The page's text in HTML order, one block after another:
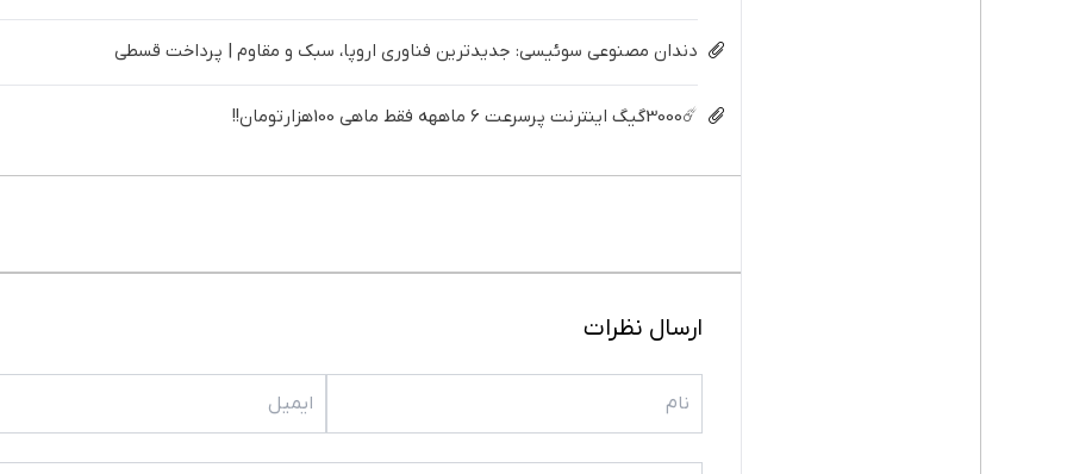
دندان مصنوعی سوئیسی: جدیدترین فناوری اروپا، سبک و مقاوم | پرداخت قسطی
☄️3000گیگ اینترنت پرسرعت 6 ماههه فقط ماهی 100هزارتومان!!
ارسال نظرات